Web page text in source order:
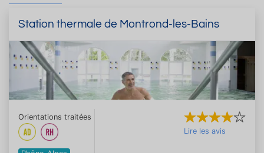
Station thermale de Montrond-les-Bains
Orientations traitées
Lire les avis